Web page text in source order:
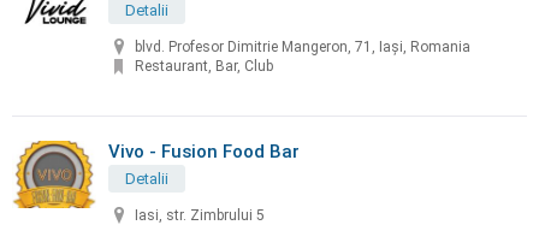
Detalii
blvd. Profesor Dimitrie Mangeron, 71, Iași, Romania
Restaurant, Bar, Club
Vivo - Fusion Food Bar
Detalii
Iasi, str. Zimbrului 5